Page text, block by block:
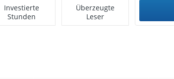
Investierte
Stunden
Überzeugte
Leser